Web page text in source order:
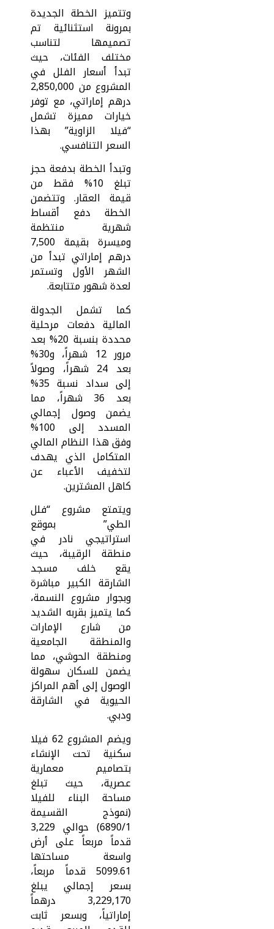
وتتميز الخطة الجديدة
بمرونة استثنائية تم
تصميمها لتناسب
مختلف الفئات، حيث
تبدأ أسعار الفلل في
المشروع من 2,850,000
درهم إماراتي، مع توفر
خيارات مميزة تشمل
“فيلا الزاوية” بهذا
السعر التنافسي.
وتبدأ الخطة بدفعة حجز
تبلغ 10% فقط من
قيمة العقار. وتتضمن
الخطة دفع أقساط
شهرية منتظمة
وميسرة بقيمة 7,500
درهم إماراتي تبدأ من
الشهر الأول وتستمر
لعدة شهور متتابعة.
كما تشمل الجدولة
المالية دفعات مرحلية
محددة بنسبة 20% بعد
مرور 12 شهراً، و30%
بعد 24 شهراً، وصولاً
إلى سداد نسبة 35%
بعد 36 شهراً، مما
يضمن وصول إجمالي
المسدد إلى 100%
وفق هذا النظام المالي
المتكامل الذي يهدف
لتخفيف الأعباء عن
كاهل المشترين.
ويتمتع مشروع “فلل
الطي” بموقع
استراتيجي نادر في
منطقة الرقيبة، حيث
يقع خلف مسجد
الشارقة الكبير مباشرة
وبجوار مشروع النسمة،
كما يتميز بقربه الشديد
من شارع الإمارات
والمنطقة الجامعية
ومنطقة الحوشي، مما
يضمن للسكان سهولة
الوصول إلى أهم المراكز
الحيوية في الشارقة
ودبي.
ويضم المشروع 62 فيلا
سكنية تحت الإنشاء
بتصاميم معمارية
عصرية، حيث تبلغ
مساحة البناء للفيلا
(نموذج القسيمة
6890/1) حوالي 3,229
قدماً مربعاً على أرض
واسعة مساحتها
5099.61 قدماً مربعاً،
بسعر إجمالي يبلغ
3,229,170 درهماً
إماراتياً، وبسعر ثابت